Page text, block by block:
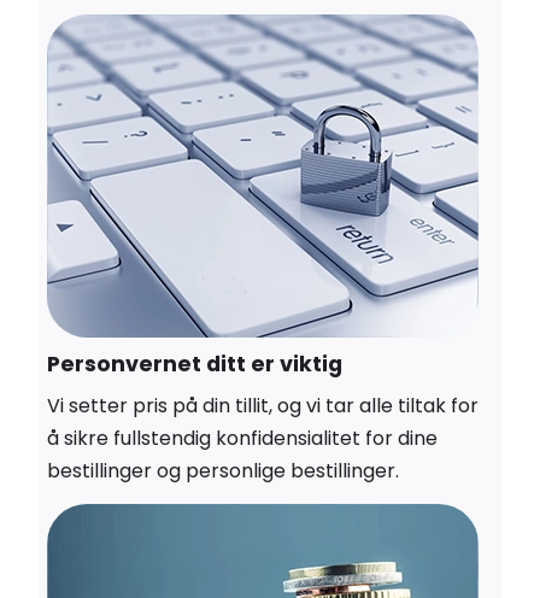
Personvernet ditt er viktig
Vi setter pris på din tillit, og vi tar alle tiltak for
å sikre fullstendig konfidensialitet for dine
bestillinger og personlige bestillinger.